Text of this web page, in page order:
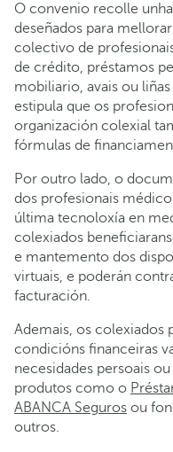
O convenio recolle
deseñados para
colectivo de
de crédito, préstamos
mobiliario, avais ou
estipula que os
organización colexial
fórmulas de
Por outro lado, o
dos profesionais
última tecnoloxía en
colexiados
e mantemento dos
virtuais, e poderán
facturación.
Ademais, os colexiados
condicións financeiras
necesidades persoais
produtos como o
ABANCA Seguros ou
outros.